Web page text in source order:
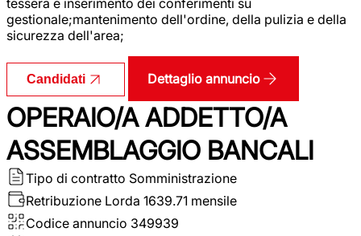
gestionale;mantenimento dell'ordine, della pulizia e della
sicurezza dell'area;
Candidati Dettaglio annuncio
OPERAIO/A ADDETTO/A
ASSEMBLAGGIO BANCALI
Tipo di contratto Somministrazione
Retribuzione Lorda 1639.71 mensile
Codice annuncio 349939